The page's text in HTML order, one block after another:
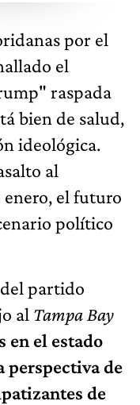
por el
el
raspada
bien de salud,
ideológica.
al
enero, el futuro
político
partido
al Tampa Bay
en el estado
perspectiva de
de